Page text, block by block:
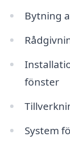
Bytning
fönster
System